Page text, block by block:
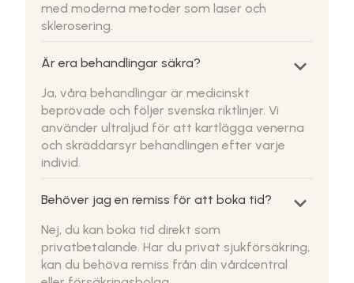
med moderna metoder som laser och
sklerosering.
Är era behandlingar säkra? keyboard_arrow_down
Ja, våra behandlingar är medicinskt
beprövade och följer svenska riktlinjer. Vi
använder ultraljud för att kartlägga venerna
och skräddarsyr behandlingen efter varje
individ.
Behöver jag en remiss för att boka tid? keyboard_arrow_down
Nej, du kan boka tid direkt som
privatbetalande. Har du privat sjukförsäkring,
kan du behöva remiss från din vårdcentral